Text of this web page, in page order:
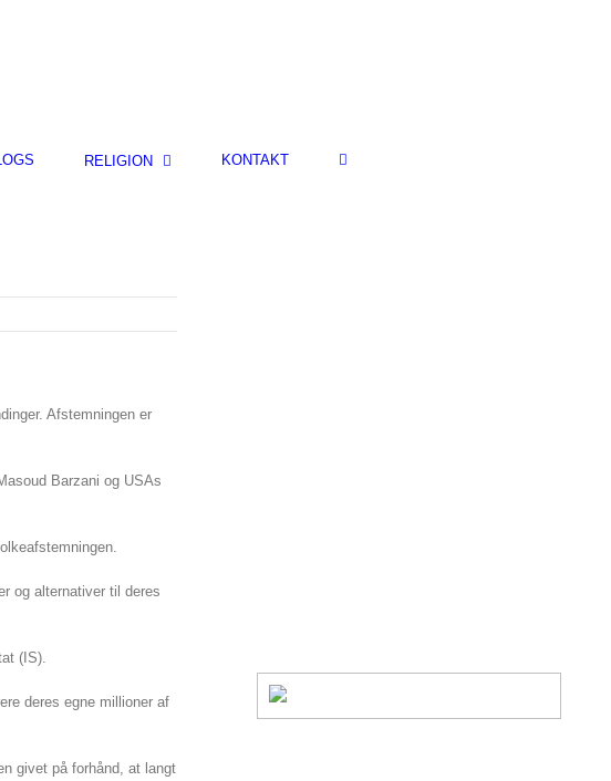
RELIGION KONTAKT
Afstemningen er
Barzani og USAs
og alternativer til deres
(IS).
deres egne millioner af
givet på forhånd, at langt